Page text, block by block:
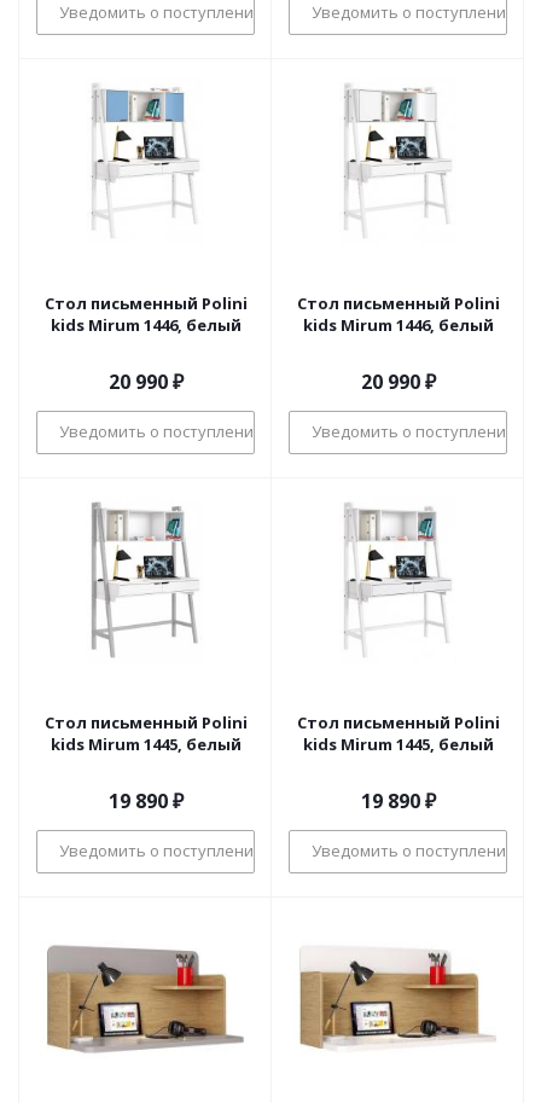
Уведомить о поступлении Уведомить о поступлении
Стол письменный Polini
kids Mirum 1446, белый
20 990₽
Уведомить о поступлении
Стол письменный Polini
kids Mirum 1446, белый
20 990₽
Уведомить о поступлении
Стол письменный Polini
kids Mirum 1445, белый
19 890₽
Уведомить о поступлении
Стол письменный Polini
kids Mirum 1445, белый
19 890₽
Уведомить о поступлении